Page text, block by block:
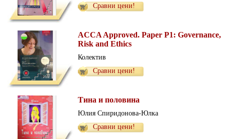
Сравни цени!
ACCA Approved. Paper P1: Governance,
Risk and Ethics
Колектив
Сравни цени!
Тина и половина
Юлия Спиридонова-Юлка
Сравни цени!